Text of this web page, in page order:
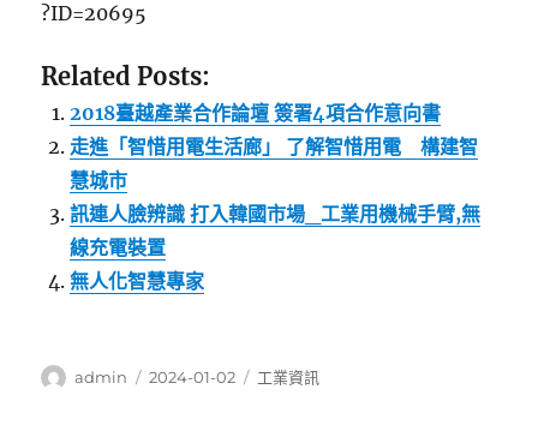
?ID=20695
Related Posts:
2018臺越產業合作論壇 簽署4項合作意向書
走進「智惜用電生活廊」 了解智惜用電 構建智
慧城市
訊連人臉辨識 打入韓國市場_工業用機械手臂,無
線充電裝置
無人化智慧專家
作
admin
發
2024-01-02
分
工業資訊